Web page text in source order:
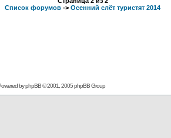
Список форумов -> Осенний слёт туристят 2014
byphpBB© 2001, 2005 phpBB Group